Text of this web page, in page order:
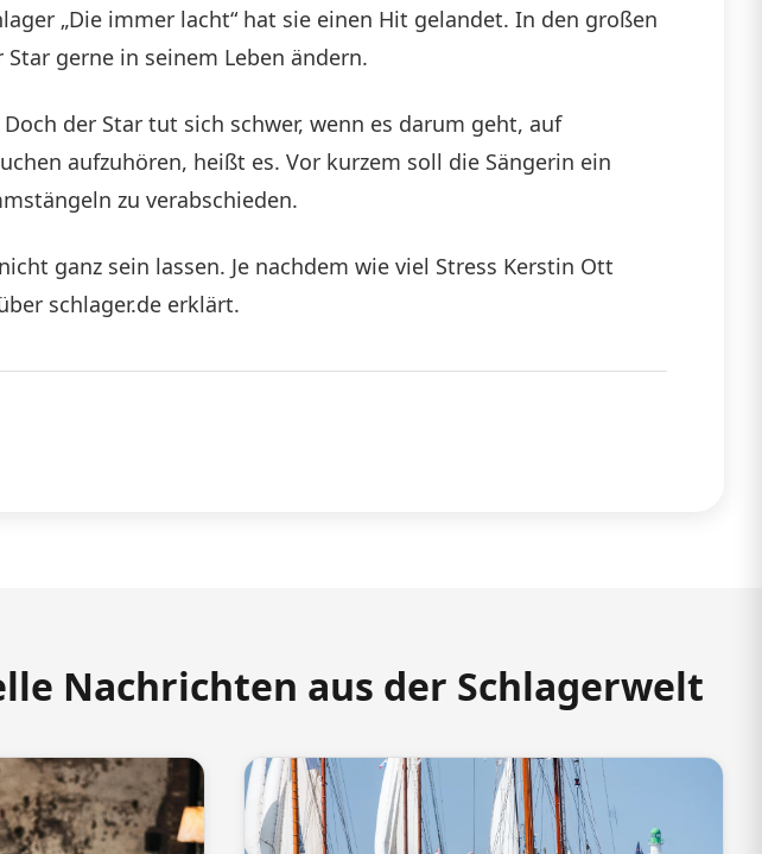
„Die immer lacht“ hat sie einen Hit gelandet. In den großen
gerne in seinem Leben ändern.
der Star tut sich schwer, wenn es darum geht, auf
aufzuhören, heißt es. Vor kurzem soll die Sängerin ein
zu verabschieden.
ganz sein lassen. Je nachdem wie viel Stress Kerstin Ott
schlager.de erklärt.
Nachrichten aus der Schlagerwelt